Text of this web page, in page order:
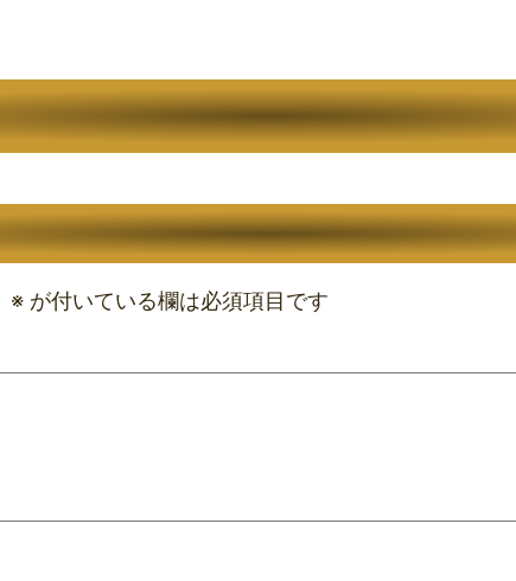
※ が付いている欄は必須項目です